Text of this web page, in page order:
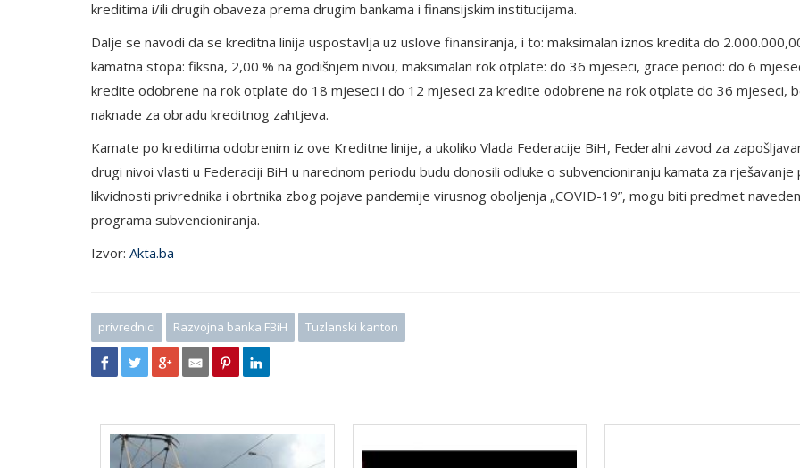
kreditima i/ili drugih obaveza prema drugim bankama i finansijskim institucijama.
Dalje se navodi da se kreditna linija uspostavlja uz uslove finansiranja, i to: maksimalan iznos kredita do
kamatna stopa: fiksna, 2,00 % na godišnjem nivou, maksimalan rok otplate: do 36 mjeseci, grace period: do 6
kredite odobrene na rok otplate do 18 mjeseci i do 12 mjeseci za kredite odobrene na rok otplate do 36 mjeseci,
naknade za obradu kreditnog zahtjeva.
Kamate po kreditima odobrenim iz ove Kreditne linije, a ukoliko Vlada Federacije BiH, Federalni zavod za
drugi nivoi vlasti u Federaciji BiH u narednom periodu budu donosili odluke o subvencioniranju kamata za rješavanje
likvidnosti privrednika i obrtnika zbog pojave pandemije virusnog oboljenja „COVID-19”, mogu biti predmet
programa subvencioniranja.
Izvor: Akta.ba
privrednici Razvojna banka FBiH Tuzlanski kanton